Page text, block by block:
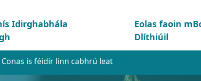
Idirghabhála
Eolas faoin
Dlíthiúil
Conas is féidir linn cabhrú leat